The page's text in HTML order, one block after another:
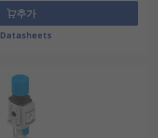
추가
Datasheets